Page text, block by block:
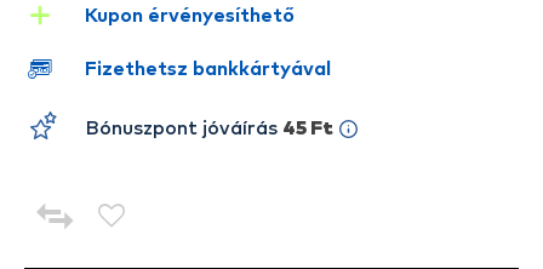
Kupon érvényesíthető
Fizethetsz bankkártyával
Bónuszpont jóváírás 45 Ft